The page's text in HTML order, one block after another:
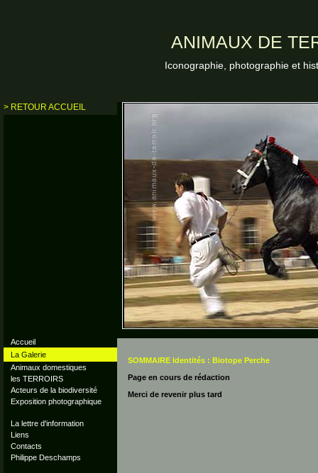
ANIMAUX DE
Iconographie, photographie et
> RETOUR ACCUEIL
Accueil
La Galerie
Animaux domestiques
les TERROIRS
Acteurs de la biodiversité
Exposition photographique
La lettre d'information
Liens
Contacts
Philippe Deschamps
SOMMAIRE Identités : Biotope Perche
Page en cours de rédaction
Merci de revenir plus tard